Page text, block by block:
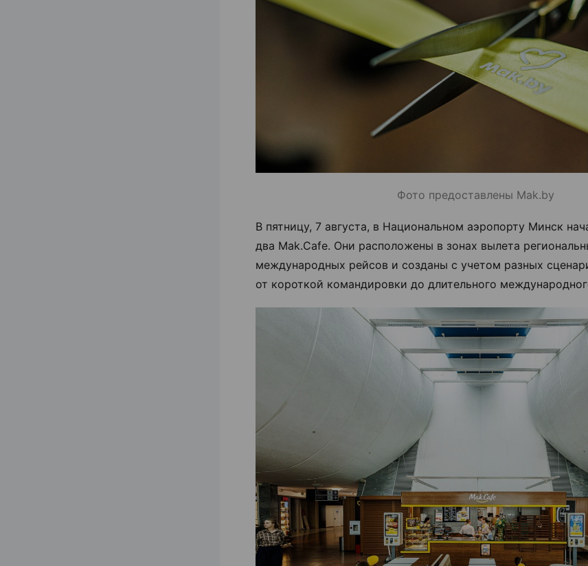
Фото предоставлены Mak.by
В пятницу, 7 августа, в Национальном аэропорту Минск
два Mak.Cafe. Они расположены в зонах вылета
международных рейсов и созданы с учетом разных
от короткой командировки до длительного